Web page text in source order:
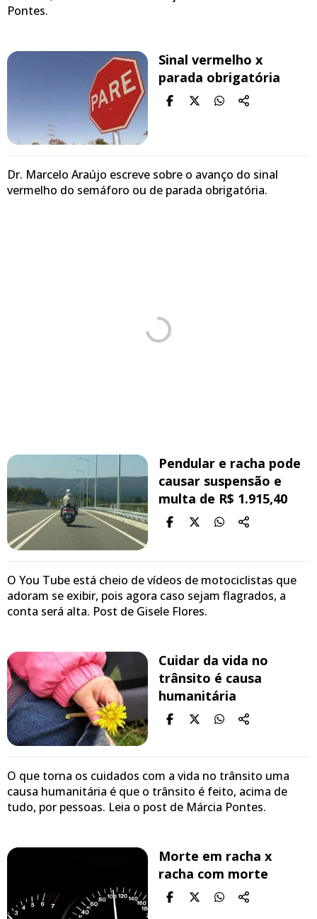
Pontes.
Sinal vermelho x
parada obrigatória
Dr. Marcelo Araújo escreve sobre o avanço do sinal
vermelho do semáforo ou de parada obrigatória.
Pendular e racha pode
causar suspensão e
multa de R$ 1.915,40
O You Tube está cheio de vídeos de motociclistas que
adoram se exibir, pois agora caso sejam flagrados, a
conta será alta. Post de Gisele Flores.
Cuidar da vida no
trânsito é causa
humanitária
O que torna os cuidados com a vida no trânsito uma
causa humanitária é que o trânsito é feito, acima de
tudo, por pessoas. Leia o post de Márcia Pontes.
Morte em racha x
racha com morte